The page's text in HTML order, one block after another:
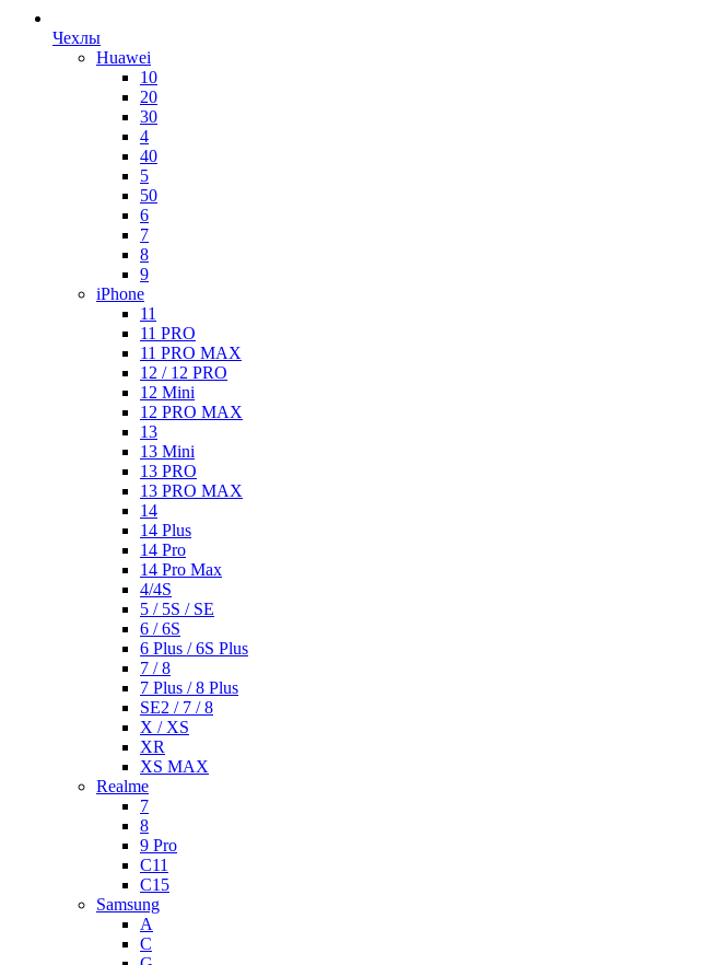
Чехлы
Huawei
10
20
30
4
40
5
50
6
7
8
9
iPhone
11
11 PRO
11 PRO MAX
12 / 12 PRO
12 Mini
12 PRO MAX
13
13 Mini
13 PRO
13 PRO MAX
14
14 Plus
14 Pro
14 Pro Max
4/4S
5 / 5S / SE
6 / 6S
6 Plus / 6S Plus
7 / 8
7 Plus / 8 Plus
SE2 / 7 / 8
X / XS
XR
XS MAX
Realme
7
8
9 Pro
C11
C15
Samsung
A
C